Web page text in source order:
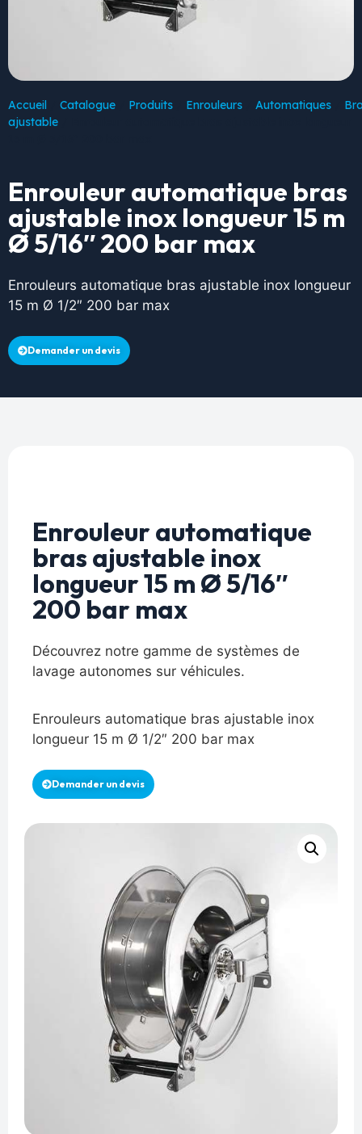
Accueil Catalogue Produits Enrouleurs Automatiques
ajustable
Enrouleur automatique bras
ajustable inox longueur 15 m
Ø 5/16″ 200 bar max
Enrouleurs automatique bras ajustable inox longueur
15 m Ø 1/2″ 200 bar max
Demander un devis
Enrouleur automatique
bras ajustable inox
longueur 15 m Ø 5/16″
200 bar max
Découvrez notre gamme de systèmes de
lavage autonomes sur véhicules.
Enrouleurs automatique bras ajustable inox
longueur 15 m Ø 1/2″ 200 bar max
Demander un devis